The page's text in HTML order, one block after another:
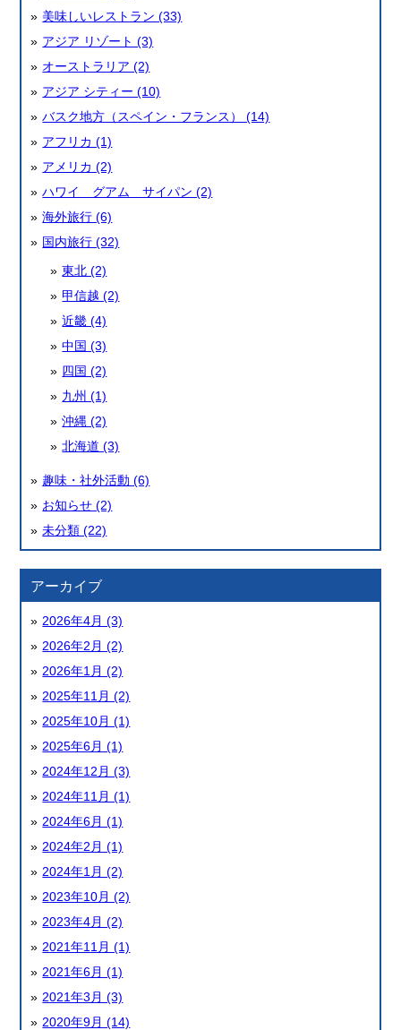
美味しいレストラン (33)
アジア リゾート (3)
オーストラリア (2)
アジア シティー (10)
バスク地方（スペイン・フランス） (14)
アフリカ (1)
アメリカ (2)
ハワイ グアム サイパン (2)
海外旅行 (6)
国内旅行 (32)
東北 (2)
甲信越 (2)
近畿 (4)
中国 (3)
四国 (2)
九州 (1)
沖縄 (2)
北海道 (3)
趣味・社外活動 (6)
お知らせ (2)
未分類 (22)
アーカイブ
2026年4月 (3)
2026年2月 (2)
2026年1月 (2)
2025年11月 (2)
2025年10月 (1)
2025年6月 (1)
2024年12月 (3)
2024年11月 (1)
2024年6月 (1)
2024年2月 (1)
2024年1月 (2)
2023年10月 (2)
2023年4月 (2)
2021年11月 (1)
2021年6月 (1)
2021年3月 (3)
2020年9月 (14)